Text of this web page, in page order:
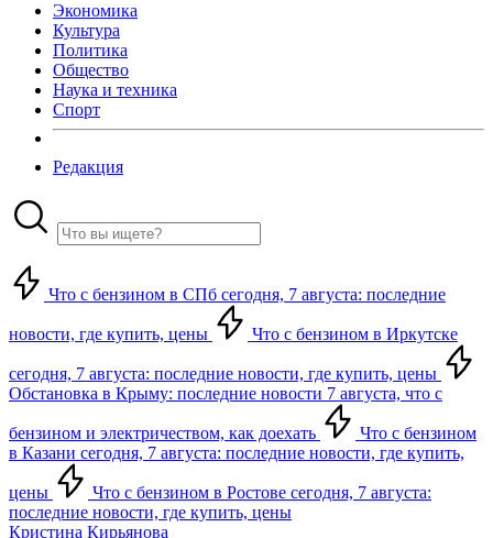
Экономика
Культура
Политика
Общество
Наука и техника
Спорт
Редакция
Что с бензином в СПб сегодня, 7 августа: последние
новости, где купить, цены Что с бензином в Иркутске
сегодня, 7 августа: последние новости, где купить, цены
Обстановка в Крыму: последние новости 7 августа, что с
бензином и электричеством, как доехать
Что с бензином
в Казани сегодня, 7 августа: последние новости, где купить,
цены
Что с бензином в Ростове сегодня, 7 августа:
последние новости, где купить, цены
Кристина Кирьянова